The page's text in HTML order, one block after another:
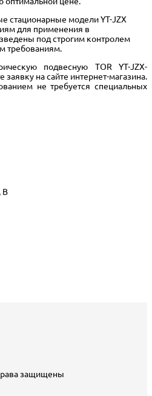
стационарные модели YT-JZX
для применения в
под строгим контролем
требованиям.
подвесную TOR YT-JZX-
на сайте интернет-магазина.
не требуется специальных
В
защищены